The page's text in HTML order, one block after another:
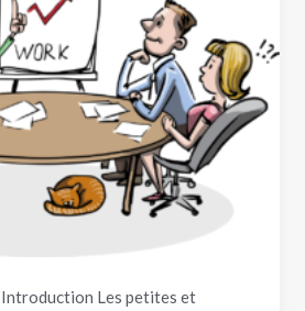
Introduction Les petites et